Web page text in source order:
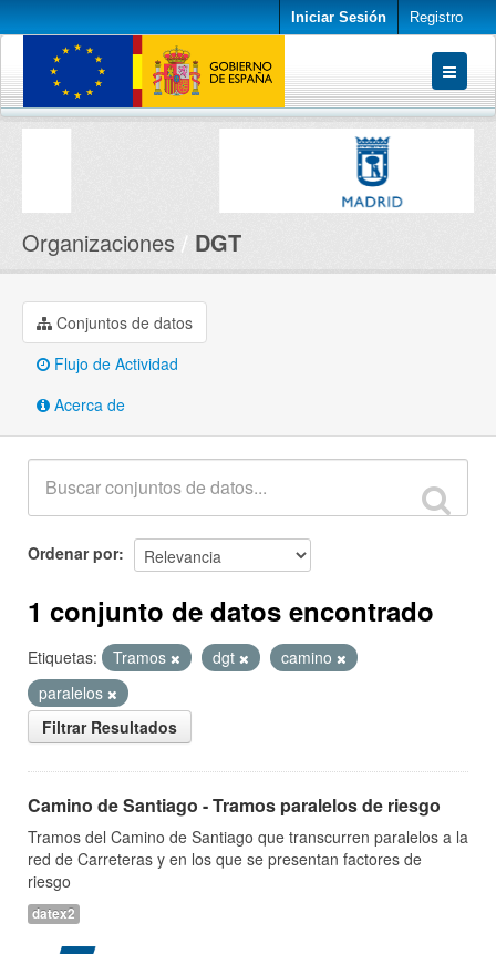
Iniciar Sesión Registro
Conjuntos de datos
Organizaciones DGT
Conjuntos de datos
Flujo de Actividad
Acerca de
Ordenar por
1 conjunto de datos encontrado
Etiquetas: Tramos dgt
camino
paralelos
Filtrar Resultados
Camino de Santiago - Tramos paralelos de riesgo
Tramos del Camino de Santiago que transcurren paralelos a la
red de Carreteras y en los que se presentan factores de
riesgo
datex2